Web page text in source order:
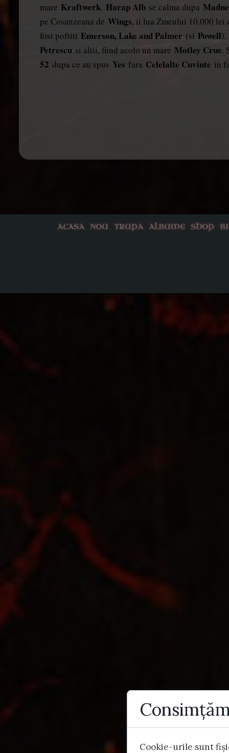
mare Kraftwerk. Harap Alb se calma dupa
pe Cosanzeana de Wings, ii lua Zmeului 10.000
fost poftiti Emerson, Lake and Palmer (si Powell),
Petrescu si altii, fiind acolo un mare Motley Crue.
52 dupa ce au spus Yes fara Celelalte Cuvinte in
ACASA NOU TRUPA ALBUME SHOP
Cookie-urile sunt